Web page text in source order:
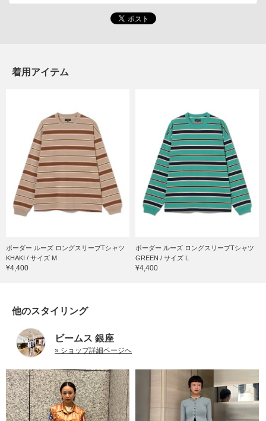
着用アイテム
ボーダー ルーズ ロングスリーブTシャツ
KHAKI / サイズ M
¥4,400
ボーダー ルーズ ロングスリーブTシャツ
GREEN / サイズ L
¥4,400
他のスタイリング
ビームス 銀座
» ショップ詳細ページへ